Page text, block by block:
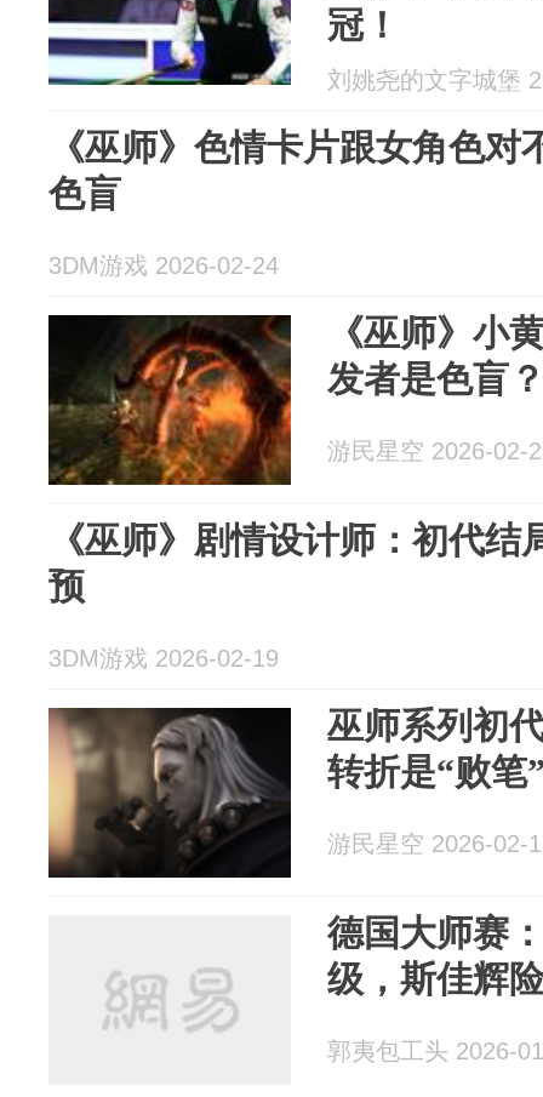
冠！
刘姚尧的文字城堡
《巫师》色情卡片跟女角色对
色盲
3DM游戏 2026-02-24
《巫师》小
发者是色盲
游民星空 2026-02-
《巫师》剧情设计师：初代
预
3DM游戏 2026-02-19
巫师系列初
转折是“败笔
游民星空 2026-02-
德国大师赛
级，斯佳辉
郭夷包工头 2026-